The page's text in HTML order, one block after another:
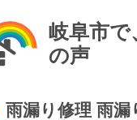
岐阜市
の声
雨漏り修理 雨漏